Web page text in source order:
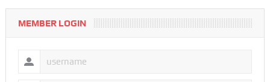
MEMBER LOGIN